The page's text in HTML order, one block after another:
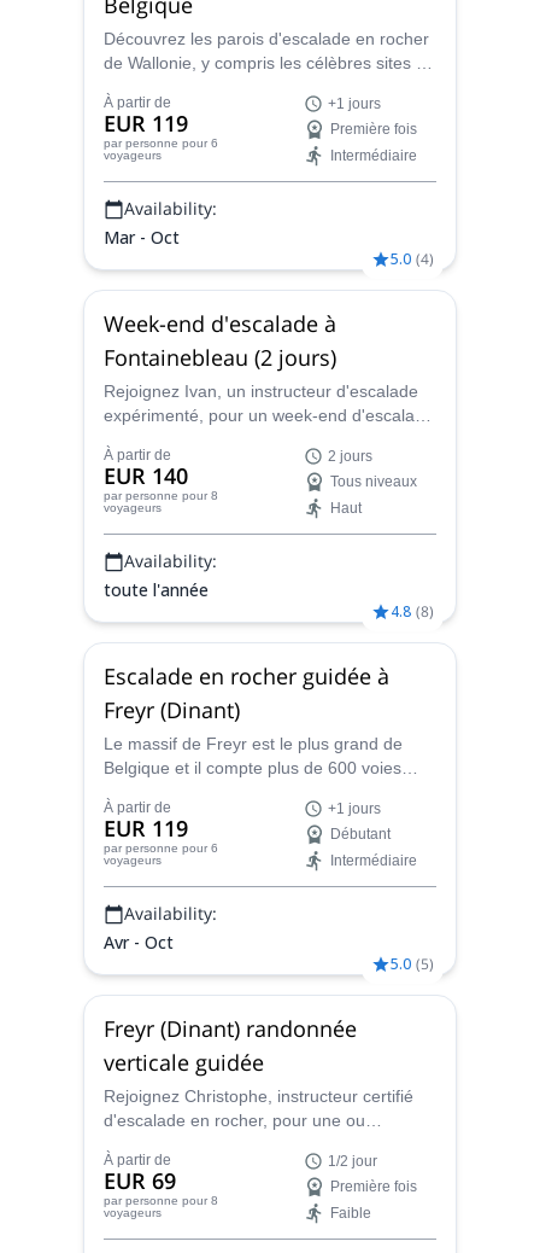
Découvrez les parois d'escalade en rocher
de Wallonie, y compris les célèbres sites de
Christophe, un instructeur local certifié
d'escalade en rocher.
À partir de
EUR 119
par personne pour 6
voyageurs
+1 jours
Première fois
Intermédiaire
Availability:
Mar - Oct
5.0 (4)
Week-end d'escalade à
Fontainebleau (2 jours)
Rejoignez Ivan, un instructeur d'escalade
expérimenté, pour un week-end d'escalade
de Paris.
À partir de
EUR 140
par personne pour 8
voyageurs
2 jours
Tous niveaux
Haut
Availability:
toute l'année
4.8 (8)
Escalade en rocher guidée à
Freyr (Dinant)
Le massif de Freyr est le plus grand de
Belgique et il compte plus de 600 voies
endroit unique avec un guide d'escalade
certifié.
À partir de
EUR 119
par personne pour 6
voyageurs
+1 jours
Débutant
Intermédiaire
Availability:
Avr - Oct
5.0 (5)
Freyr (Dinant) randonnée
verticale guidée
Rejoignez Christophe, instructeur certifié
d'escalade en rocher, pour une ou
dans le magnifique Freyr, le massif le plus
important de Belgique.
À partir de
EUR 69
par personne pour 8
voyageurs
1/2 jour
Première fois
Faible